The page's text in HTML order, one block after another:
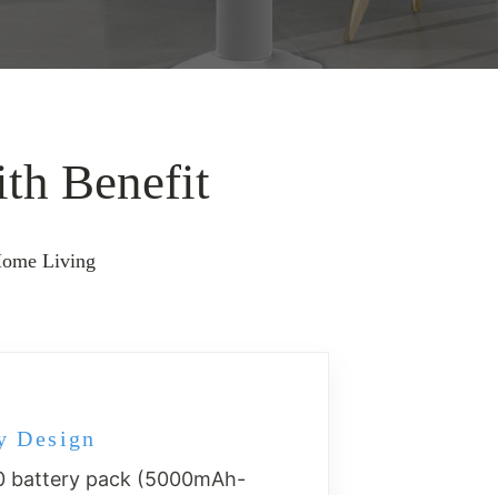
Benefit
Living
Design
battery pack (5000mAh-